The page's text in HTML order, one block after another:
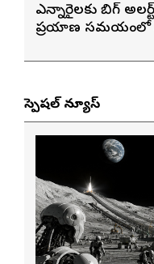
ఎన్నారైలకు బిగ్
ప్రయాణ సమయంలో
స్పెషల్ న్యూస్